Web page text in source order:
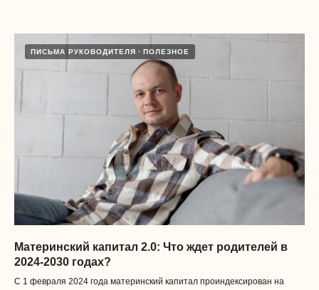
ПИСЬМА РУКОВОДИТЕЛЯ ПОЛЕЗНОЕ
Материнский капитал 2.0: Что ждет родителей в
2024-2030 годах?
С 1 февраля 2024 года материнский капитал проиндексирован на
Предметы
Подготовка к школе
флагман
Нажимая на кнопку, я даю согласие
обработку и распространение
, а также
договором оферты
Логопед или дефектолог
Запуск речи
Рисование
Шахматы
Музыка